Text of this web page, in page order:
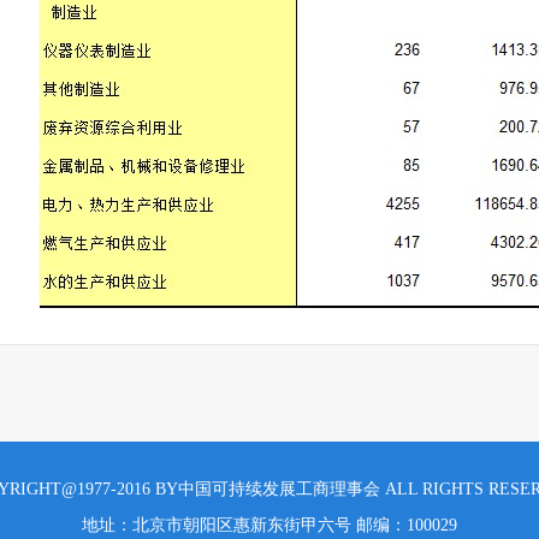
2016 BY中国可持续发展工商理事会 ALL RIGHTS
地址：北京市朝阳区惠新东街甲六号 邮编：100029